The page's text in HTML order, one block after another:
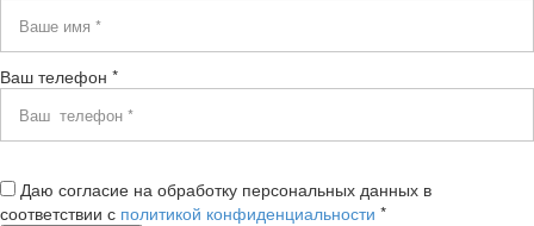
Ваш телефон *
Даю согласие на обработку персональных данных в
соответствии с политикой конфиденциальности *